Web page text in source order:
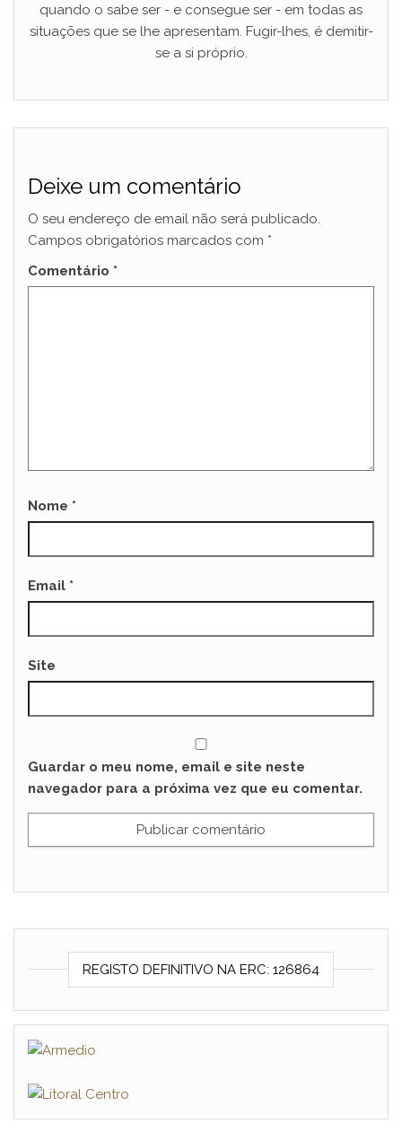
quando o sabe ser - e consegue ser - em todas as
situações que se lhe apresentam. Fugir-lhes, é demitir-
se a si próprio.
Deixe um comentário
O seu endereço de email não será publicado.
Campos obrigatórios marcados com *
Comentário *
Nome *
Email *
Site
Guardar o meu nome, email e site neste
navegador para a próxima vez que eu comentar.
REGISTO DEFINITIVO NA ERC: 126864